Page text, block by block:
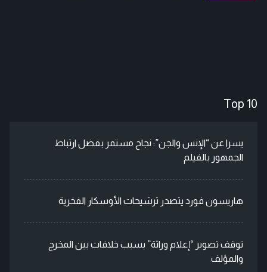
Top 10
يسرا عن “الإنس والجن”: نجاح مستمر بفضل ارتباط
الجمهور بالفيلم
هاريسون فورد يتصدر ترشيحات الأوسكار الفخرية
توقف تصوير “إعلام وراثة” بسبب خلافات بين المخرج
والمؤلف